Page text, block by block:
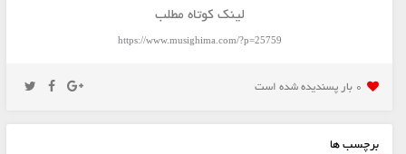
لینک کوتاه مطلب
https://www.musighima.com/?p=25759
0 بار پسنديده شده است
برچسب ها